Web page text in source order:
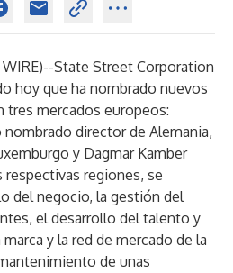
)--State Street Corporation
hoy que ha nombrado nuevos
tres mercados europeos:
nombrado director de Alemania,
y Dagmar Kamber
respectivas regiones, se
del negocio, la gestión del
el desarrollo del talento y
y la red de mercado de la
de unas